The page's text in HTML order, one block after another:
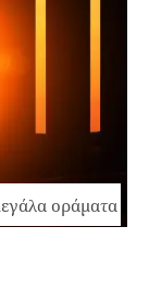
οράματα